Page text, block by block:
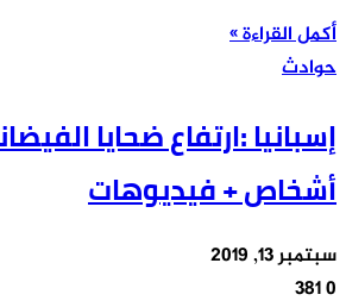
أكمل القراءة »
حوادث
أشخاص + فيديوهات
سبتمبر 13, 2019
0